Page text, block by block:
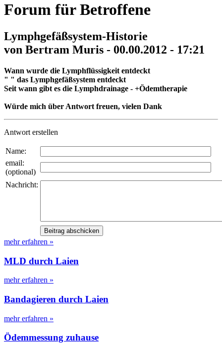
Forum für Betroffene
Lymphgefäßsystem-Historie
von Bertram Muris - 00.00.2012 - 17:21
Wann wurde die Lymphflüssigkeit entdeckt
" " das Lymphgefäßsystem entdeckt
Seit wann gibt es die Lymphdrainage - +Ödemtherapie
Würde mich über Antwort freuen, vielen Dank
Antwort erstellen
Name:
email:
(optional)
Nachricht:
mehr erfahren »
MLD durch Laien
mehr erfahren »
Bandagieren durch Laien
mehr erfahren »
Ödemmessung zuhause